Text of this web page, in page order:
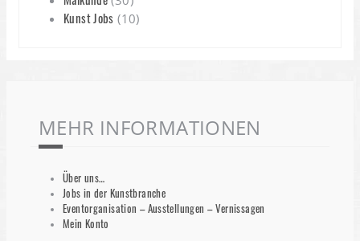
Kunst Jobs (10)
MEHR INFORMATIONEN
Über uns…
Jobs in der Kunstbranche
Eventorganisation – Ausstellungen – Vernissagen
Mein Konto